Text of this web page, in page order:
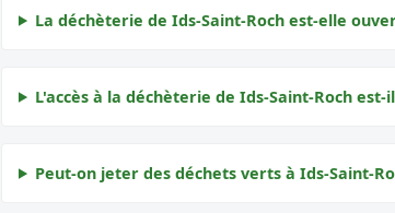
La déchèterie de Ids-Saint-Roch est-elle
L'accès à la déchèterie de Ids-Saint-Roch
Peut-on jeter des déchets verts à Ids-Saint-